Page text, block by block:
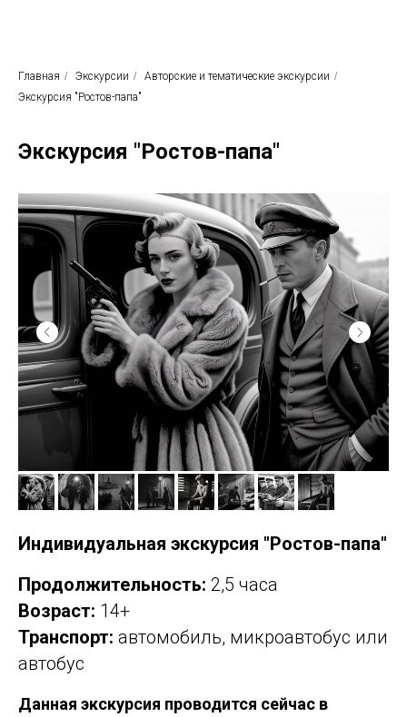
Главная / Экскурсии / Авторские и тематические экскурсии /
Экскурсия "Ростов-папа"
Экскурсия "Ростов-папа"
Индивидуальная экскурсия "Ростов-папа"
Продолжительность: 2,5 часа
Возраст: 14+
Транспорт: автомобиль, микроавтобус или
автобус
Данная экскурсия проводится сейчас в